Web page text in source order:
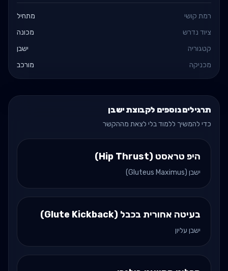
רמת קושי
מתחיל
ציוד נדרש
מכונה
קטגוריה
ישבן
מכניקה
מורכב
תרגילים נוספים לקבוצת ישבן
כדי להמשיך ללמוד בלי לצאת מההקשר
היפ טראסט (Hip Thrust)
ישבן (Gluteus Maximus)
בעיטה אחורית בכבל (Glute Kickback)
ישבן עליון